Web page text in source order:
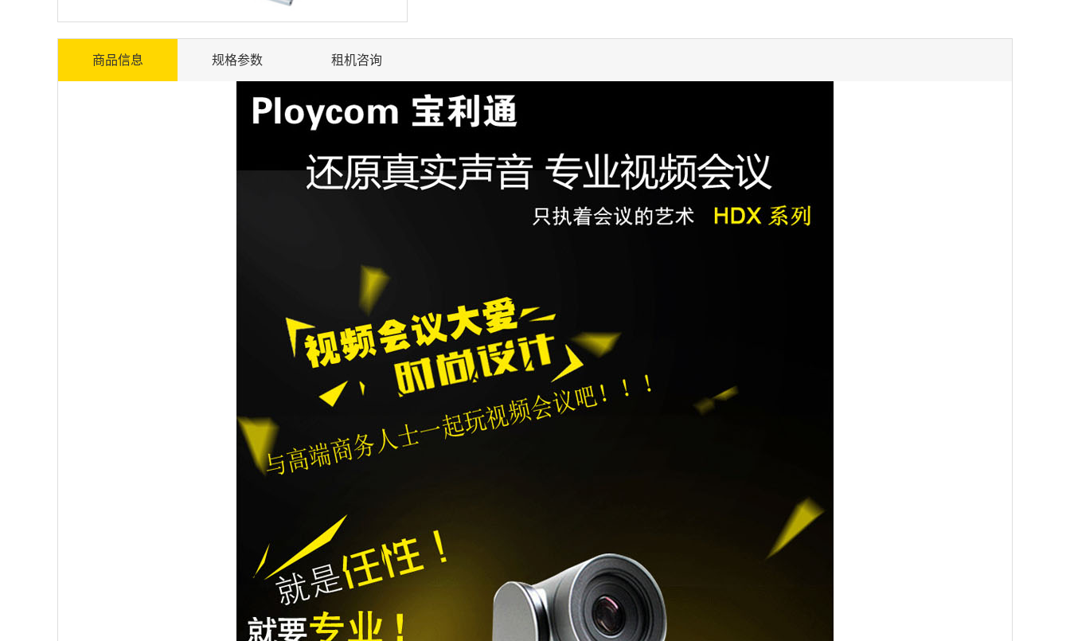
商品信息 规格参数 租机咨询